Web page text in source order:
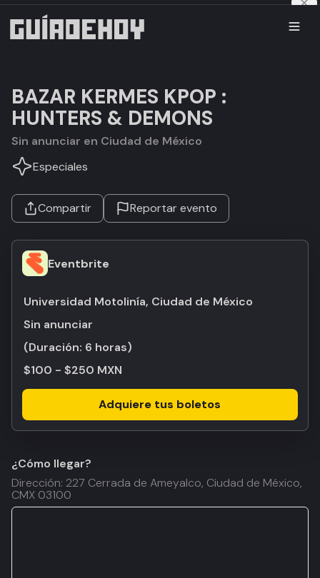
BAZAR KERMES KPOP :
HUNTERS & DEMONS
Sin anunciar en Ciudad de México
Especiales
Compartir Reportar evento
Eventbrite
Universidad Motolinía, Ciudad de México
Sin anunciar
(Duración: 6 horas)
$100 - $250 MXN
Adquiere tus boletos
¿Cómo llegar?
Dirección: 227 Cerrada de Ameyalco, Ciudad de México,
CMX 03100